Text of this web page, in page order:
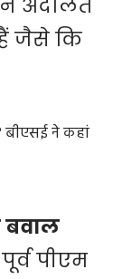
अदालतें
जैसे कि
बीएसई ने कहां
बवाल
पीएम